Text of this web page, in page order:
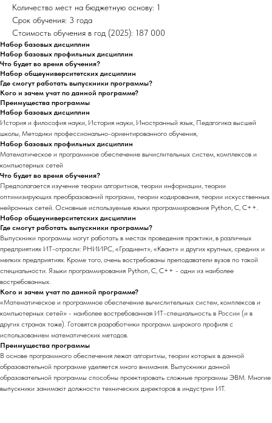
Количество мест на бюджетную основу: 1
Срок обучения: 3 года
Стоимость обучения в год (2025): 187 000
Набор базовых дисциплин
Набор базовых профильных дисциплин
Что будет во время обучения?
Набор общеуниверситетских дисциплин
Где смогут работать выпускники программы?
Кого и зачем учат по данной программе?
Преимущества программы
Набор базовых дисциплин
История и философия науки, История науки, Иностранный язык, Педагогика высшей
школы, Методики профессионально-ориентированного обучения,
Набор базовых профильных дисциплин
Математическое и программное обеспечение вычислительных систем, комплексов и
компьютерных сетей
Что будет во время обучения?
Предполагается изучение теории алгоритмов, теории информации, теории
оптимизирующих преобразований программ, теории кодирования, теории искусственных
нейронных сетей. Основные используемые языки программирования Python, C, C++.
Набор общеуниверситетских дисциплин
Где смогут работать выпускники программы?
Выпускники программы могут работать в местах проведения практики, в различных
предприятиях ИТ-отрасли: РНИИРС, «Градиент», «Квант» и других крупных, средних и
мелких предприятиях. Кроме того, очень востребованы преподаватели вузов по такой
специальности. Языки программирования Python, C, C++ - одни из наиболее
востребованных.
Кого и зачем учат по данной программе?
«Математическое и программное обеспечение вычислительных систем, комплексов и
компьютерных сетей» - наиболее востребованная ИТ-специальность в России (и в
других странах тоже). Готовятся разработчики программ широкого профиля с
использованием математических методов.
Преимущества программы
В основе программного обеспечения лежат алгоритмы, теории которых в данной
образовательной программе уделяется много внимания. Выпускники данной
образовательной программы способны проектировать сложные программы ЭВМ. Многие
выпускники занимают должности технических директоров в индустрии ИТ.